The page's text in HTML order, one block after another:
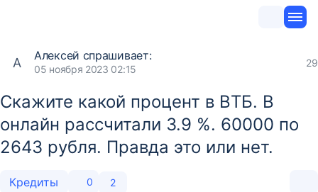
А Алексей спрашивает:
05 ноября 2023 02:15
29
Скажите какой процент в ВТБ. В
онлайн рассчитали 3.9 %. 60000 по
2643 рубля. Правда это или нет.
Кредиты 0 2